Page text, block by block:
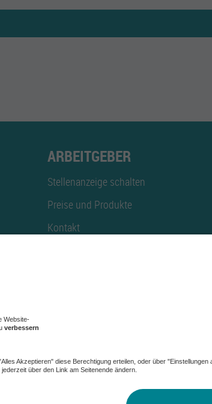
ARBEITGEBER
Stellenanzeige schalten
Preise und Produkte
Kontakt